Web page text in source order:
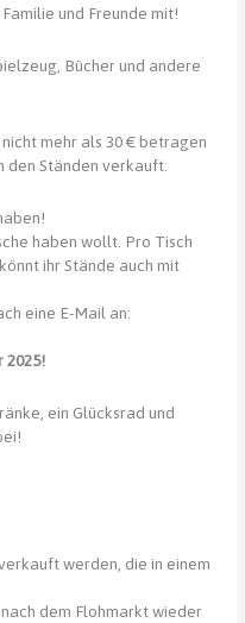
und Freunde mit!
Bücher und andere
mehr als 30 € betragen
den Ständen verkauft.
haben wollt. Pro Tisch
ihr Stände auch mit
eine E-Mail an:
2025!
ein Glücksrad und
werden, die in einem
dem Flohmarkt wieder